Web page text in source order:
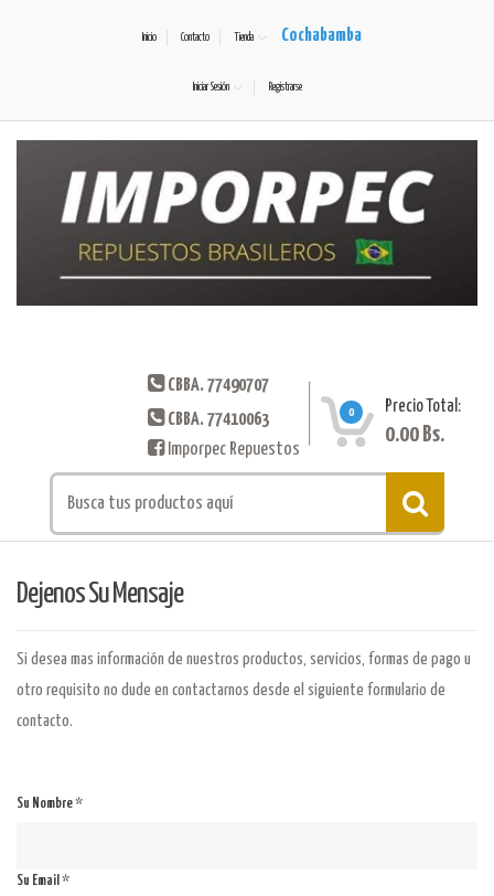
Inicio Contacto Tienda Cochabamba
Iniciar Sesión Registrarse
CBBA. 77490707
CBBA. 77410063
Imporpec Repuestos
0 Precio Total:
0.00 Bs.
Dejenos Su Mensaje
Si desea mas información de nuestros productos, servicios, formas de pago u
otro requisito no dude en contactarnos desde el siguiente formulario de
contacto.
Su Nombre *
Su Email *